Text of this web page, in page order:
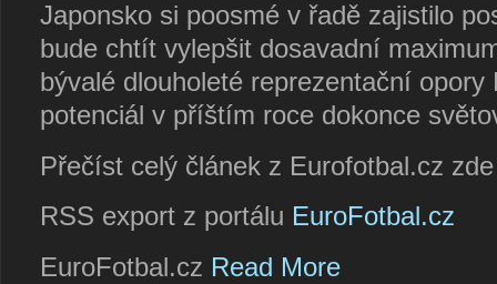
Japonsko si poosmé v řadě zajistilo
bude chtít vylepšit dosavadní
bývalé dlouholeté reprezentační
potenciál v příštím roce dokonce
Přečíst celý článek z Eurofotbal.cz
RSS export z portálu EuroFotbal.cz
EuroFotbal.cz Read More